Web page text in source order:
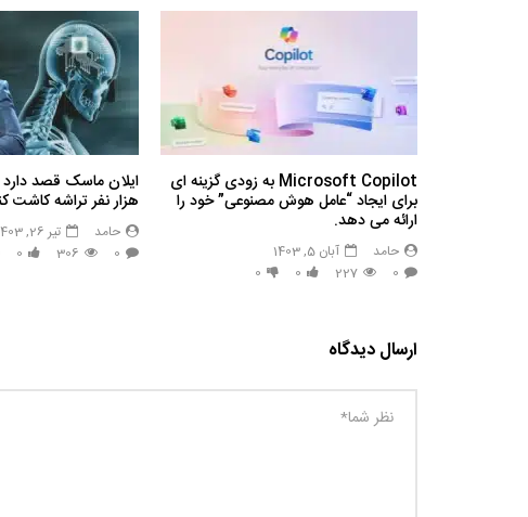
Microsoft Copilot به زودی گزینه ای
برای ایجاد “عامل هوش مصنوعی” خود را
ارائه می دهد.
حامد
آبان 5, 1403
0
227
0
0
هزار نفر تراشه کاشت
حامد
تیر 26, 1403
0
306
0
ارسال دیدگاه